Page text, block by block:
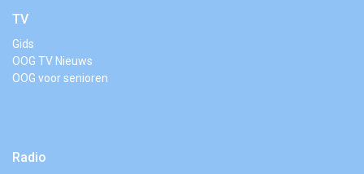
TV
Gids
OOG TV Nieuws
OOG voor senioren
Radio